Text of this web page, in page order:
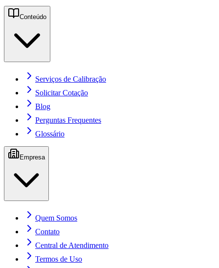
Conteúdo
Serviços de Calibração
Solicitar Cotação
Blog
Perguntas Frequentes
Glossário
Empresa
Quem Somos
Contato
Central de Atendimento
Termos de Uso